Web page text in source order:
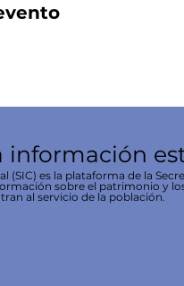
información
(SIC) es la plataforma de la
sobre el patrimonio y
al servicio de la población.